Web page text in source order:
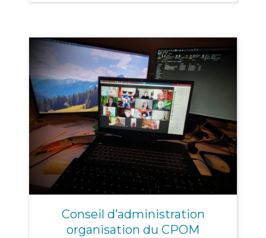
Conseil d’administration
organisation du CPOM